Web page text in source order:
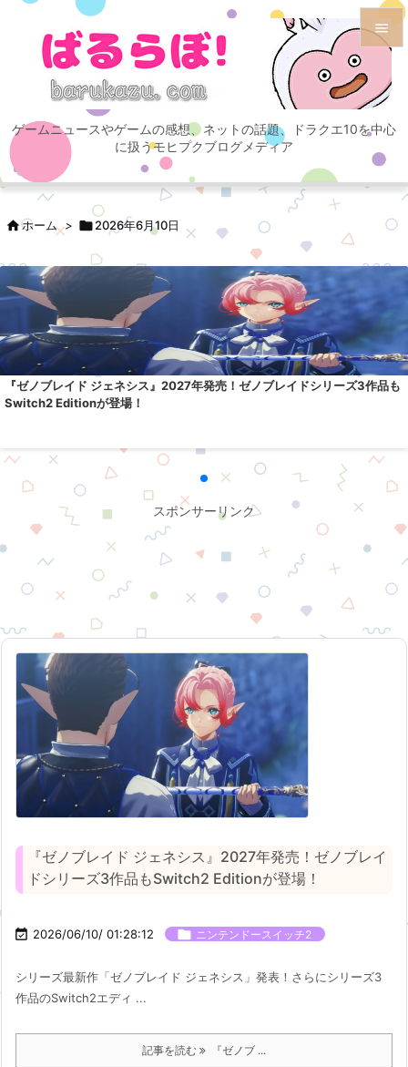
ゲームニュースやゲームの感想、ネットの話題、ドラクエ10を中心
に扱うモヒプクブログメディア

メニュ

サイド

次へ
ホーム > 2026年6月10日
『ゼノブレイド ジェネシス』2027年発売！ゼノブレイドシリーズ3作品も
Switch2 Editionが登場！
スポンサーリンク
『ゼノブレイド ジェネシス』2027年発売！ゼノブレイ
ドシリーズ3作品もSwitch2 Editionが登場！
 2026/06/10/ 01:28:12  ニンテンドースイッチ2
シリーズ最新作「ゼノブレイド ジェネシス」発表！さらにシリーズ3
作品のSwitch2エディ ...
記事を読む 『ゼノブ ...